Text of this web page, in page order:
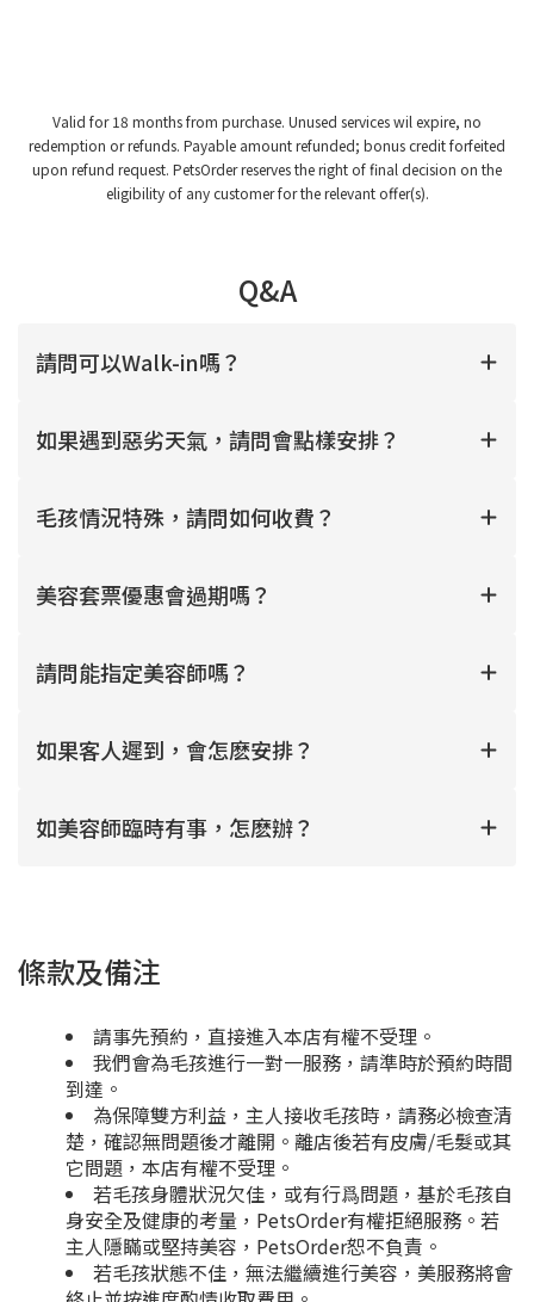
Valid for 18 months from purchase. Unused services wil expire, no
redemption or refunds. Payable amount refunded; bonus credit forfeited
upon refund request. PetsOrder reserves the right of final decision on the
eligibility of any customer for the relevant offer(s).
Q&A
請問可以Walk-in嗎？
如果遇到惡劣天氣，請問會點樣安排？
毛孩情況特殊，請問如何收費？
美容套票優惠會過期嗎？
請問能指定美容師嗎？
如果客人遲到，會怎麽安排？
如美容師臨時有事，怎麽辦？
條款及備注
請事先預約，直接進入本店有權不受理。
我們會為毛孩進行一對一服務，請準時於預約時間
到達。
為保障雙方利益，主人接收毛孩時，請務必檢查清
楚，確認無問題後才離開。離店後若有皮膚/毛髮或其
它問題，本店有權不受理。
若毛孩身體狀況欠佳，或有行爲問題，基於毛孩自
身安全及健康的考量，PetsOrder有權拒絕服務。若
主人隱瞞或堅持美容，PetsOrder恕不負責。
若毛孩狀態不佳，無法繼續進行美容，美服務將會